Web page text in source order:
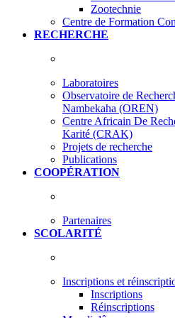
Zootechnie
Centre de Formation
RECHERCHE
Laboratoires
Observatoire de
Nambekaha (OREN)
Centre Africain De
Karité (CRAK)
Projets de recherche
Publications
COOPÉRATION
Partenaires
SCOLARITÉ
Inscriptions et
Inscriptions
Réinscriptions